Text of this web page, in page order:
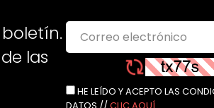
las
HE LEÍDO Y ACEPTO LAS